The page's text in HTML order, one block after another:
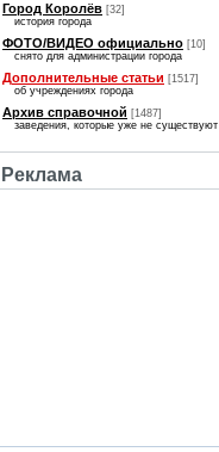
Город Королёв [32]
история города
ФОТО/ВИДЕО официально [10]
снято для администрации города
Дополнительные статьи [1517]
об учреждениях города
Архив справочной [1487]
заведения, которые уже не существуют
Реклама